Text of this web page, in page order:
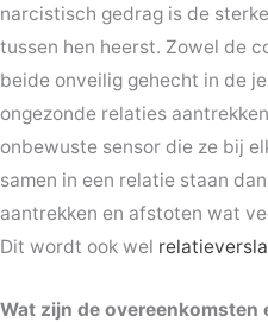
narcistisch gedrag is de
tussen hen heerst. Zowel de
beide onveilig gehecht in de
ongezonde relaties
onbewuste sensor die ze bij
samen in een relatie staan
aantrekken en afstoten wat
Dit wordt ook wel
Wat zijn de overeenkomsten